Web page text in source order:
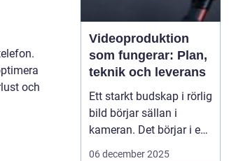
och
Videoproduktion
som fungerar: Plan,
teknik och leverans
Ett starkt budskap i rörlig
bild börjar sällan i
kameran. Det börjar i en
tydlig plan. När företag
06 december 2025